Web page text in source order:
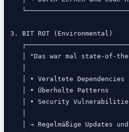
3. BIT ROT (Environmental)
│ "Das war mal state-of-
│ • Veraltete Dependencies
│ • Überholte Patterns
│ • Security
│ → Regelmäßige Updates